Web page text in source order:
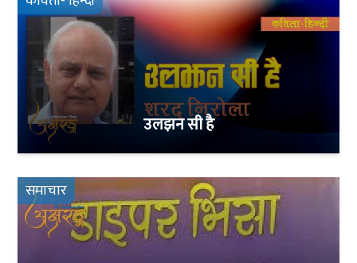
उलझन सी है
समाचार